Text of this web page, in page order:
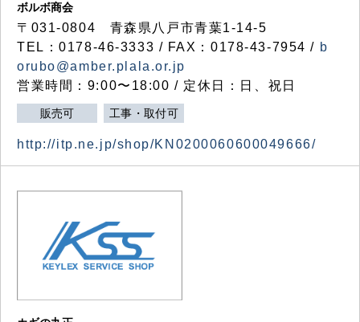
ボルボ商会
〒031-0804 青森県八戸市青葉1-14-5
TEL：0178-46-3333 / FAX：0178-43-7954 / b
orubo@amber.plala.or.jp
営業時間：9:00〜18:00 / 定休日：日、祝日
販売可 工事・取付可
http://itp.ne.jp/shop/KN0200060600049666/